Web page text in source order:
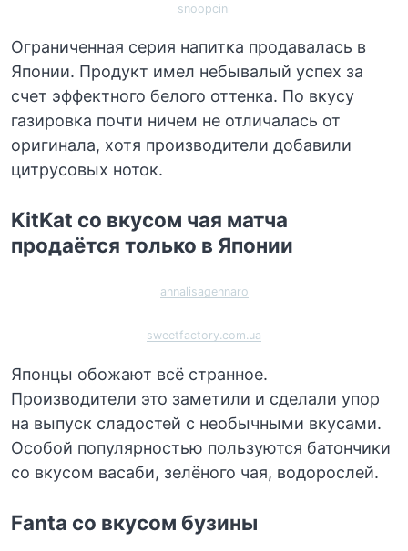
snoopcini
Ограниченная серия напитка продавалась в
Японии. Продукт имел небывалый успех за
счет эффектного белого оттенка. По вкусу
газировка почти ничем не отличалась от
оригинала, хотя производители добавили
цитрусовых ноток.
KitKat со вкусом чая матча
продаётся только в Японии
annalisagennaro
sweetfactory.com.ua
Японцы обожают всё странное.
Производители это заметили и сделали упор
на выпуск сладостей с необычными вкусами.
Особой популярностью пользуются батончики
со вкусом васаби, зелёного чая, водорослей.
Fanta со вкусом бузины